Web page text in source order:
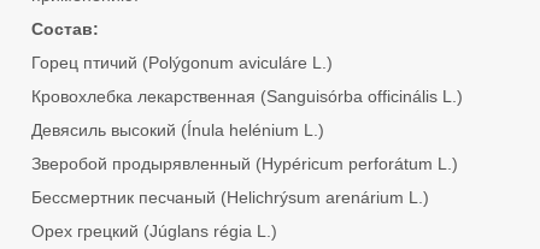
Состав:
Горец птичий (Polýgonum aviculáre L.)
Кровохлебка лекарственная (Sanguisórba officinális L.)
Девясиль высокий (Ínula helénium L.)
Зверобой продырявленный (Hypéricum perforátum L.)
Бессмертник песчаный (Helichrýsum arenárium L.)
Орех грецкий (Júglans régia L.)